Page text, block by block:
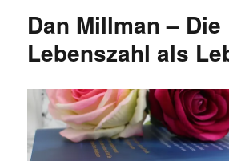
Dan Millman – Die
Lebenszahl als